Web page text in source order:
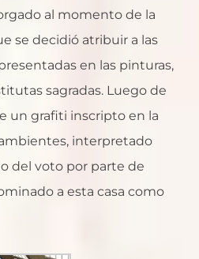
al momento de la
se decidió atribuir a las
en las pinturas,
sagradas. Luego de
un grafiti inscripto en la
interpretado
del voto por parte de
a esta casa como